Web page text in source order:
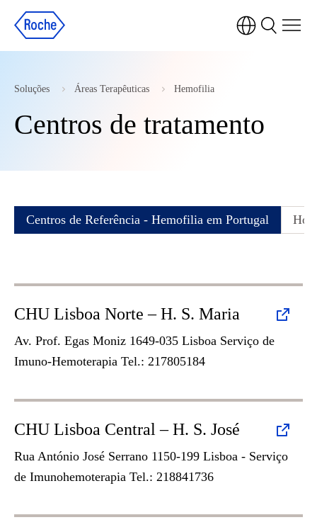
Soluções Áreas Terapêuticas Hemofilia
Centros de tratamento
Centros de Referência - Hemofilia em Portugal
CHU Lisboa Norte – H. S. Maria
Av. Prof. Egas Moniz 1649-035 Lisboa Serviço de
Imuno-Hemoterapia Tel.: 217805184
CHU Lisboa Central – H. S. José
Rua António José Serrano 1150-199 Lisboa - Serviço
de Imunohemoterapia Tel.: 218841736